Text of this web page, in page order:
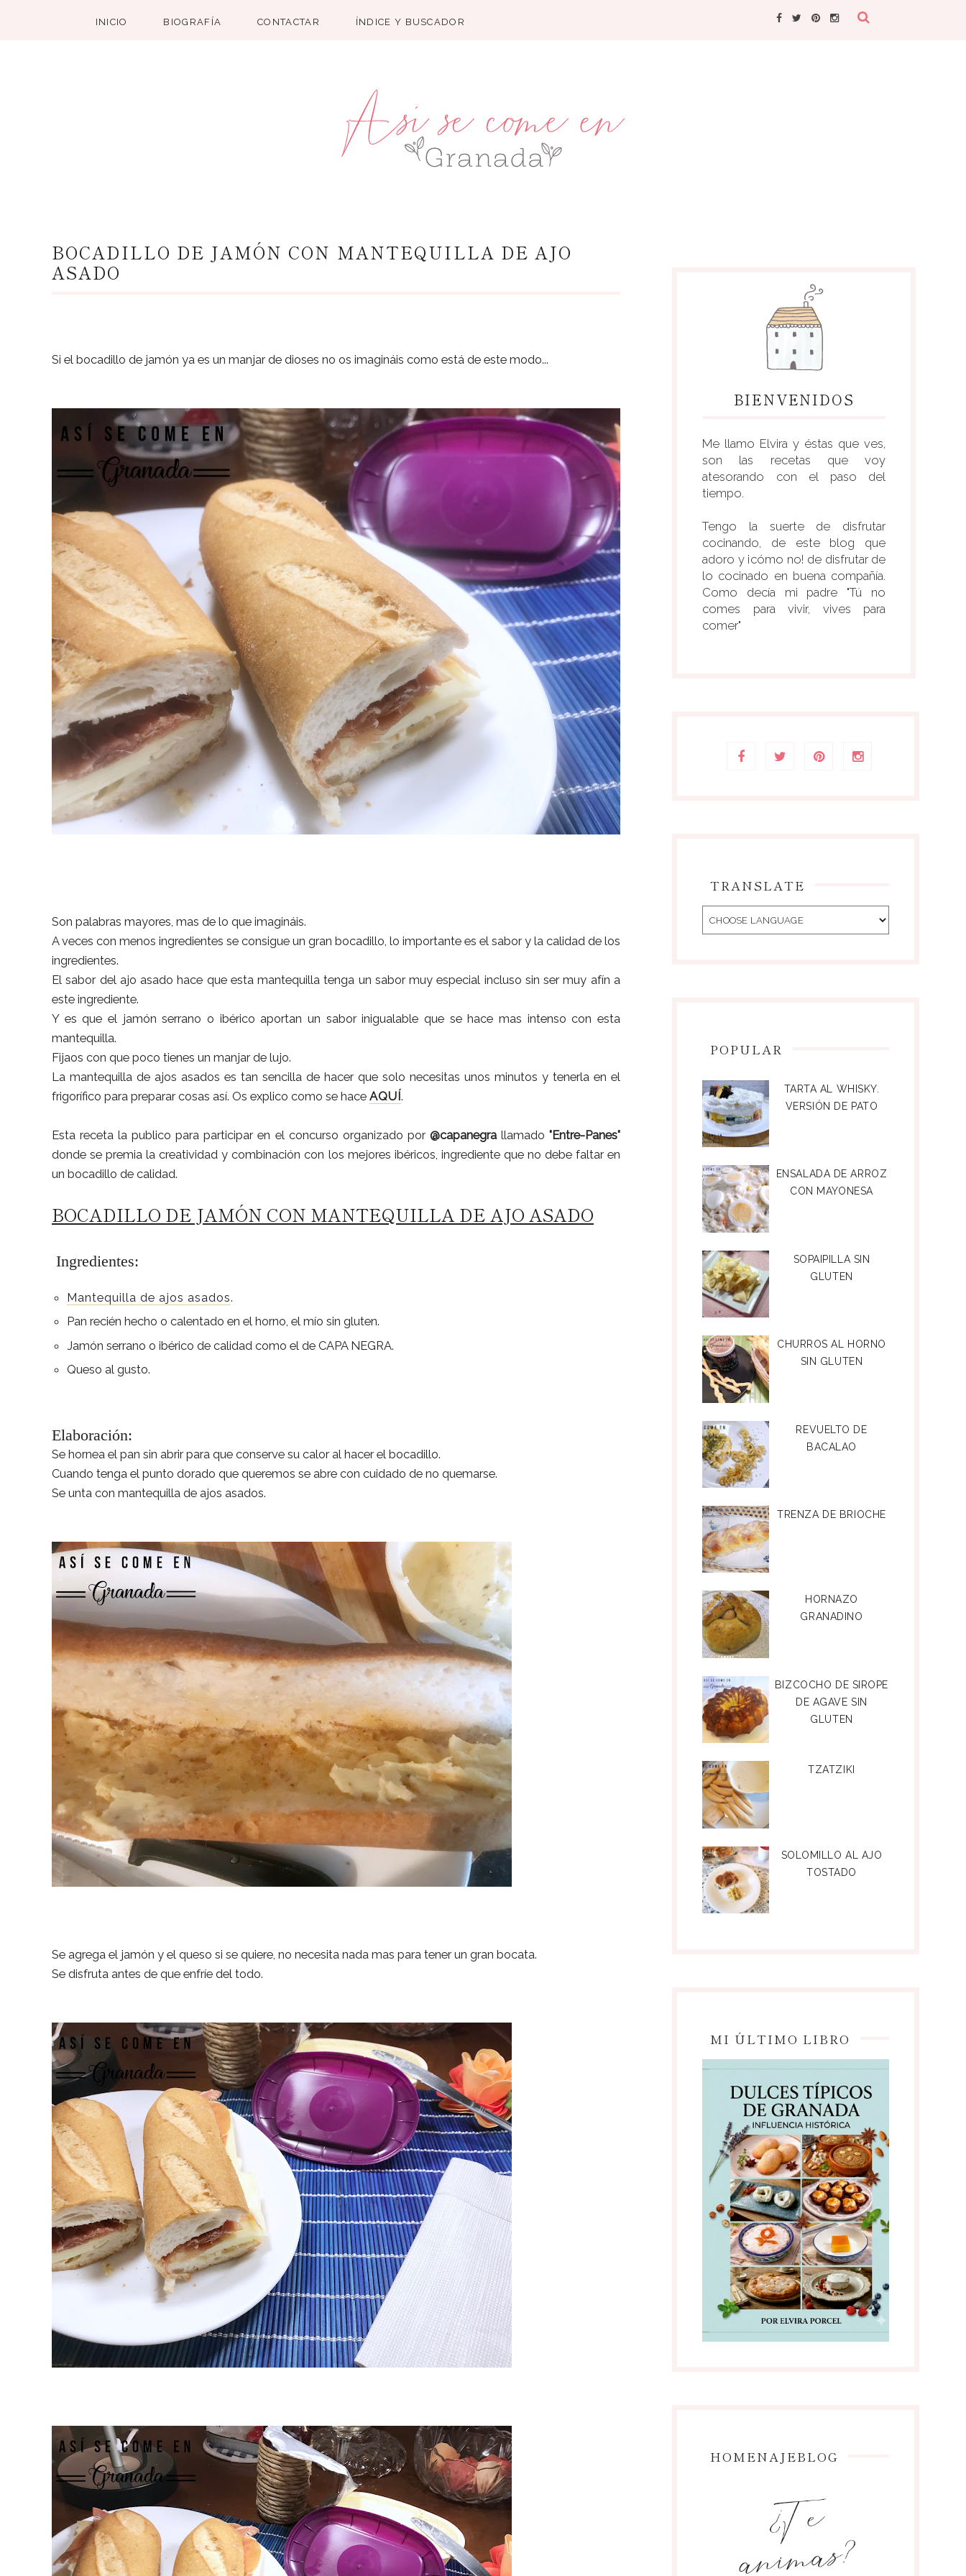
INICIO BIOGRAFÍA CONTACTAR ÍNDICE Y BUSCADOR
BOCADILLO DE JAMÓN CON MANTEQUILLA DE AJO
ASADO
Si el bocadillo de jamón ya es un manjar de dioses no os imagináis como está de este modo...
Son palabras mayores, mas de lo que imagináis.
A veces con menos ingredientes se consigue un gran bocadillo, lo importante es el sabor y la calidad de los
ingredientes.
El sabor del ajo asado hace que esta mantequilla tenga un sabor muy especial incluso sin ser muy afín a
este ingrediente.
Y es que el jamón serrano o ibérico aportan un sabor inigualable que se hace mas intenso con esta
mantequilla.
Fijaos con que poco tienes un manjar de lujo.
La mantequilla de ajos asados es tan sencilla de hacer que solo necesitas unos minutos y tenerla en el
frigorífico para preparar cosas así. Os explico como se hace AQUÍ.
Esta receta la publico para participar en el concurso organizado por @capanegra llamado"Entre-Panes"
donde se premia la creatividad y combinación con los mejores ibéricos, ingrediente que no debe faltar en
un bocadillo de calidad.
BOCADILLO DE JAMÓN CON MANTEQUILLA DE AJO ASADO
Ingredientes:
Mantequilla de ajos asados.
Pan recién hecho o calentado en el horno, el mío sin gluten.
Jamón serrano o ibérico de calidad como el de CAPA NEGRA.
Queso al gusto.
Elaboración:
Se hornea el pan sin abrir para que conserve su calor al hacer el bocadillo.
Cuando tenga el punto dorado que queremos se abre con cuidado de no quemarse.
Se unta con mantequilla de ajos asados.
Se agrega el jamón y el queso si se quiere, no necesita nada mas para tener un gran bocata.
Se disfruta antes de que enfríe del todo.
BIENVENIDOS
Me llamo Elvira y éstas que ves,
son las recetas que voy
atesorando con el paso del
tiempo.
Tengo la suerte de disfrutar
cocinando, de este blog que
adoro y ¡cómo no! de disfrutar de
lo cocinado en buena compañía.
Como decía mi padre "Tú no
comes para vivir, vives para
comer"
TRANSLATE
POPULAR
TARTA AL WHISKY.
VERSIÓN DE PATO
ENSALADA DE ARROZ
CON MAYONESA
SOPAIPILLA SIN
GLUTEN
CHURROS AL HORNO
SIN GLUTEN
REVUELTO DE
BACALAO
TRENZA DE BRIOCHE
HORNAZO
GRANADINO
BIZCOCHO DE SIROPE
DE AGAVE SIN
GLUTEN
TZATZIKI
SOLOMILLO AL AJO
TOSTADO
MI ÚLTIMO LIBRO
HOMENAJEBLOG